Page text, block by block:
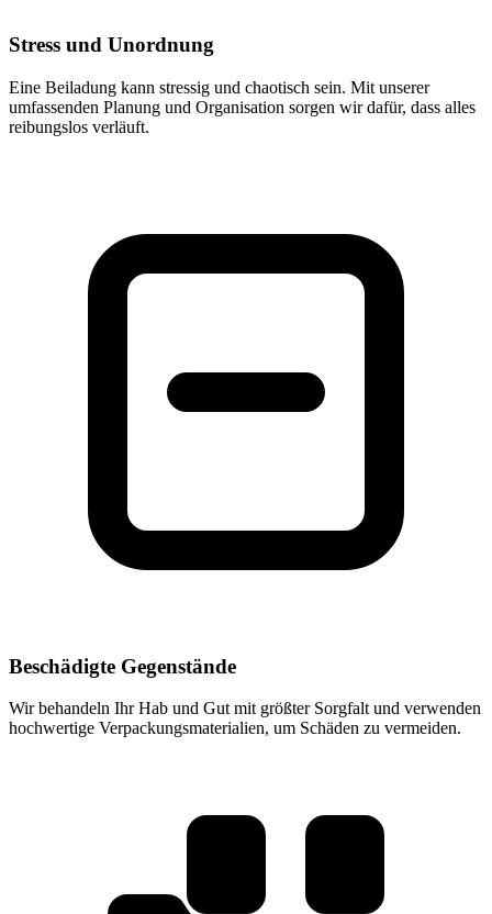
Stress und Unordnung
Eine Beiladung kann stressig und chaotisch sein. Mit unserer
umfassenden Planung und Organisation sorgen wir dafür, dass alles
reibungslos verläuft.
Beschädigte Gegenstände
Wir behandeln Ihr Hab und Gut mit größter Sorgfalt und verwenden
hochwertige Verpackungsmaterialien, um Schäden zu vermeiden.